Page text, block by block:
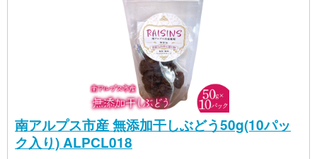
1.7ｍｍ 厚み：約1.7ｍｍ ※製造過程に手作業がある
為、数値は前後する場合がございます。 ※純金の特性
上、一部変色が発生する場合があります。純金の品
位・品質には問題ございません。
南アルプス市産 無添加干しぶどう50g(10パッ
ク入り) ALPCL018